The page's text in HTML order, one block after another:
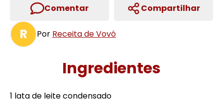
Comentar Compartilhar
R Por Receita de Vovó
Ingredientes
1 lata de leite condensado